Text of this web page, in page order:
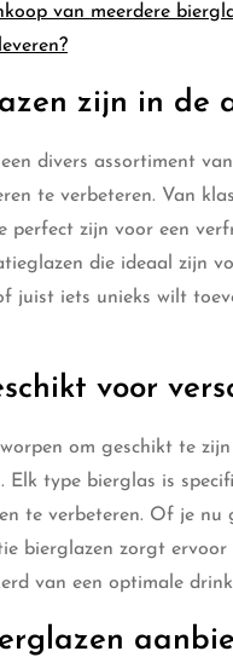
van meerdere
zijn in de
divers assortiment
te verbeteren. Van
perfect zijn voor een
die ideaal zijn
juist iets unieks wilt
voor
om geschikt te
Elk type bierglas is
te verbeteren. Of je
bierglazen zorgt
van een optimale